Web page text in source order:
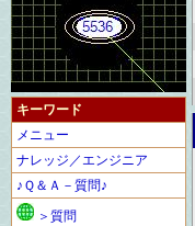
キーワード
メニュー
ナレッジ／エンジニア
♪Ｑ＆Ａ－質問♪
＞質問